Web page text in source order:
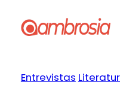
para
Entrevistas